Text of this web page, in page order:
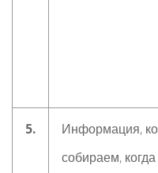
5.
Информация,
собираем,